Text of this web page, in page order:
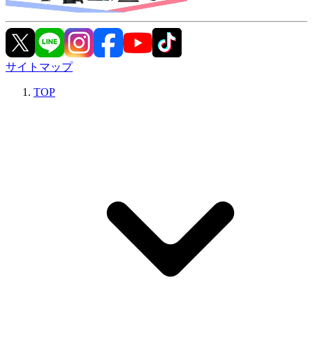
サイトマップ
TOP